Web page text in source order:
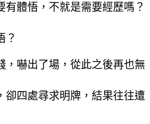
有體悟，不就是需要經歷嗎？
？
，嚇出了場，從此之後再也無
卻四處尋求明牌，結果往往遭